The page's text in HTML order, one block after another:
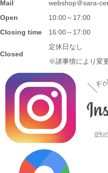
2023/7/28
≪再入荷≫窯出し入荷しました♪
プ ピンクウェーブ釉
≪おすすめ≫暑さに負けない
窯 がっつり小丼
2023/7/13
≪新着商品≫ しのぎのアイテム
レー
Mail
webshop＠sara-
Open
10:00～17:00
Closing time
16:00～17:00
Closed
定休日なし
※諸事情により変